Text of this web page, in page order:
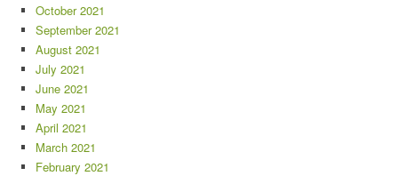
October 2021
September 2021
August 2021
July 2021
June 2021
May 2021
April 2021
March 2021
February 2021